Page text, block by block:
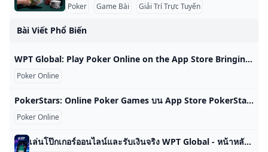
Poker Game Bài Giải Trí Trực Tuyến
Bài Viết Phổ Biến
‎WPT Global: Play Poker Online on the App Store Bringing the world to the World Poker Tour, we are WPT Global. Download our app today to play your favourite poker games, enjoy exciting Casino action, get in… Poker Tournaments & Card Games WPT Global #24 in Casino Free FairGame AI technology guarantees a great game on WPT Global!Bringing the world to the World Poker Tour, we are WPT Global. Download our app today to play your favourite poker games, enjoy exciting Casino action, get in the action with our Sportsbook and win trips around the globe to play poker.
Poker Online
‎PokerStars: Online Poker Games บน App Store PokerStars Mobile: get ready to play poker with millions of players. With Texas Hold’em, Omaha and more, now’s the time to enter the world of online poker. HO… Stars Mobile Limited #122 ด้านเกมคาสิโน 4.7 • 689 รายการจัดอันดับ ฟรี PokerStars Mobile: get ready to play poker with millions of players. With Texas Hold’em, Omaha and more, now’s the time to enter the world of online poker. HOW TO ENJOY OUR POKER GAMESDownload the app.
Poker Online
เล่นโป๊กเกอร์ออนไลน์และรับเงินจริง WPT Global - หน้าหลักออนไลน์ของ World Poker Tour - นำทัวร์นาเมนต์โป๊กเกอร์ออนไลน์ที่ปลอดภัยที่สุดและเกมเงินจริงมาให้คุณ กฎของโป๊กเกอร์ กฎการแข่งขัน คำศัพท์โป๊กเกอร์ Texas Hold’em PLO Short Deck Global Spins Mystery Bounty ประกันภัย Reveal Hands Rabbit Hunt ขยายเวลา การเดิมพัน HOLE CARD Gift Fest Jackpots หน้าหลักออนไลน์ของ World Poker Tour ที่ซึ่งตำนานได้บรรจบกับการปฏิวัติ เข้าร่วมสังคมการเล่นไพ่ใหญ่ที่สุดของโลก ของผู้เล่นเกมเงินสด 20 ปีที่ดีเยี่ยมที่สุด WPT เป็นหนึ่งในชื่อโป๊กเกอร์ที่โดดเด่นที่สุด แบรนด์โป๊กเกอร์ชั้นนําทั่วโลกในช่วง 20 ปีที่ผ่านมาและการนับ สนามเล่นสำหรับระดับสกิลทั้งหมด ซอฟต์แวร์ WPT Global ที่เป็นนวัตกรรมใหม่ช่วยให้มีผู้เล่นมืออาชีพเพียงสองคนต่อโต๊ะเกมเงินสด หมายความว่าผู้เล่นทุกระดับมีสถานที่ที่ดีที่สุดในการเรียนรู้ เล่น ปรับปรุง และชนะ ไม่อนุญาตให้ใช้โปรแกรมอัตโนมัติและการโกงใด ๆ 24/7 ติดตามการเฝ้าระวังผู้ฉ้อโกงและโปรแกรมบอท การตรวจจับ AI ที่ขับเคลื่อนด้วยข้อมูลพร้อมกับทฤษฎีเกมจะช่วยกำจัดบอทและการสมรู้ร่วมคิดเพื่อให้คุณสามารถเพลิดเพลินไปกับสภาพแวดล้อมเกมที่ปลอดภัยและยุติธรรม WPT เป็นหนึ่งในชื่อโป๊กเกอร์ที่โดดเด่นที่สุด แบรนด์โป๊กเกอร์ชั้นนําทั่วโลกในช่วง 20 ปีที่ผ่านมาและการนับ ซอฟต์แวร์ WPT Global ที่เป็นนวัตกรรมใหม่ช่วยให้มีผู้เล่นมืออาชีพเพียงสองคนต่อโต๊ะเกมเงินสด หมายความว่าผู้เล่นทุกระดับมีสถานที่ที่ดีที่สุดในการเรียนรู้ เล่น ปรับปรุง และชนะ